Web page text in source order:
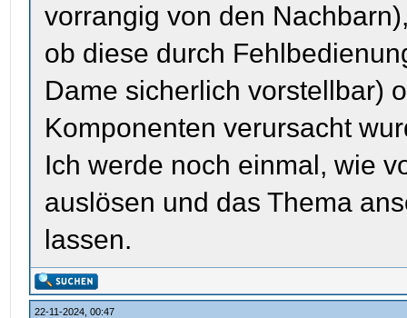
vorrangig von den
ob diese durch
Dame sicherlich vorstellbar)
Komponenten verursacht
Ich werde noch einmal, wie
auslösen und das Thema
lassen.
22-11-2024, 00:47